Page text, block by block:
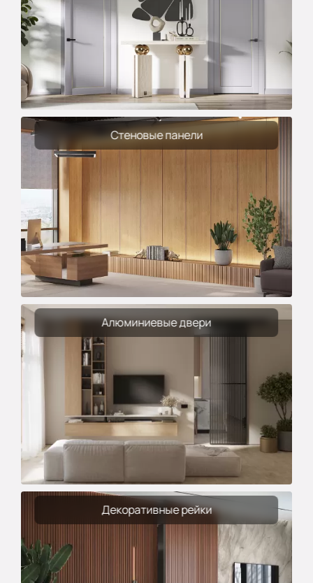
Стеновые панели
Алюминиевые двери
Декоративные рейки